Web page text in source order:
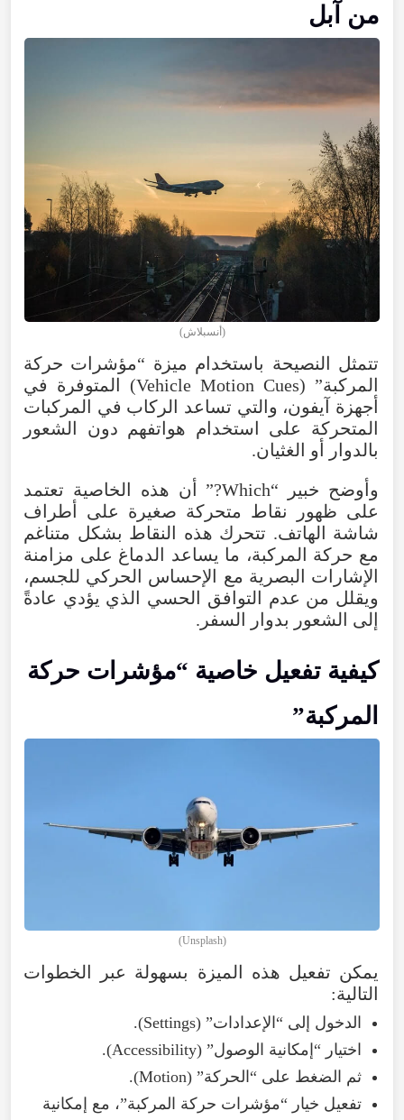
من آبل
(أنسبلاش)
تتمثل النصيحة باستخدام ميزة “مؤشرات حركة
المركبة” (Vehicle Motion Cues) المتوفرة في
أجهزة آيفون، والتي تساعد الركاب في المركبات
المتحركة على استخدام هواتفهم دون الشعور
بالدوار أو الغثيان.
وأوضح خبير “Which?” أن هذه الخاصية تعتمد
على ظهور نقاط متحركة صغيرة على أطراف
شاشة الهاتف. تتحرك هذه النقاط بشكل متناغم
مع حركة المركبة، ما يساعد الدماغ على مزامنة
الإشارات البصرية مع الإحساس الحركي للجسم،
ويقلل من عدم التوافق الحسي الذي يؤدي عادةً
إلى الشعور بدوار السفر.
كيفية تفعيل خاصية “مؤشرات حركة
المركبة”
(Unsplash)
يمكن تفعيل هذه الميزة بسهولة عبر الخطوات
التالية:
الدخول إلى “الإعدادات” (Settings).
اختيار “إمكانية الوصول” (Accessibility).
ثم الضغط على “الحركة” (Motion).
تفعيل خيار “مؤشرات حركة المركبة”، مع إمكانية